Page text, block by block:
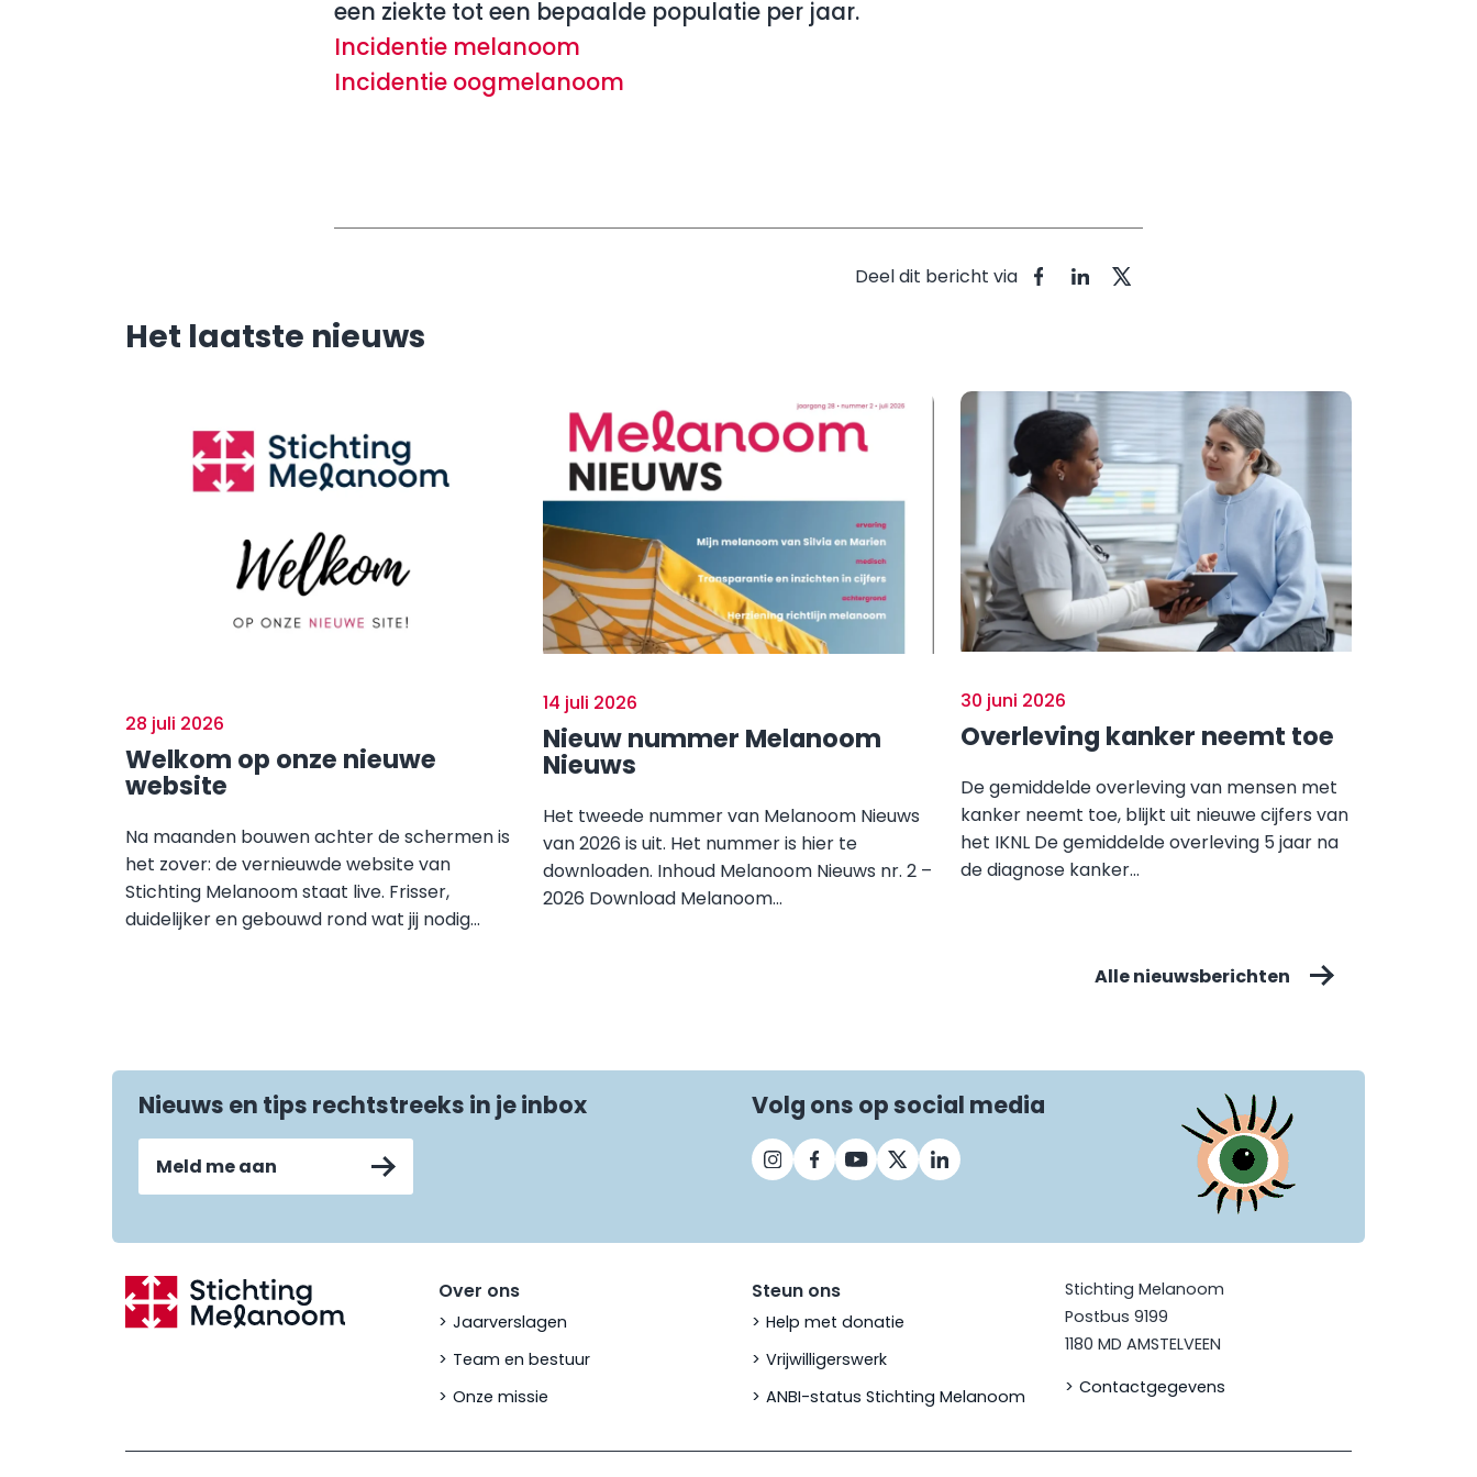
een ziekte tot een bepaalde populatie per jaar.
Incidentie melanoom
Incidentie oogmelanoom
Deel dit bericht via
Het laatste nieuws
28 juli 2026
Welkom op onze nieuwe
website
Na maanden bouwen achter de schermen is
het zover: de vernieuwde website van
Stichting Melanoom staat live. Frisser,
duidelijker en gebouwd rond wat jij nodig...
14 juli 2026
Nieuw nummer Melanoom
Nieuws
Het tweede nummer van Melanoom Nieuws
van 2026 is uit. Het nummer is hier te
downloaden. Inhoud Melanoom Nieuws nr. 2 –
2026 Download Melanoom...
30 juni 2026
Overleving kanker neemt toe
De gemiddelde overleving van mensen met
kanker neemt toe, blijkt uit nieuwe cijfers van
het IKNL De gemiddelde overleving 5 jaar na
de diagnose kanker...
Alle nieuwsberichten
Nieuws en tips rechtstreeks in je inbox
Meld me aan
Volg ons op social media
Over ons
Jaarverslagen
Team en bestuur
Onze missie
Steun ons
Help met donatie
Vrijwilligerswerk
ANBI-status Stichting Melanoom
Stichting Melanoom
Postbus 9199
1180 MD AMSTELVEEN
Contactgegevens